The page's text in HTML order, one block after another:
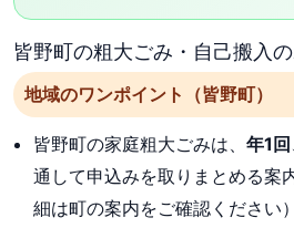
皆野町の粗大ごみ・自己搬入
地域のワンポイント（皆野町）
皆野町の家庭粗大ごみは、 年1回
通して申込みを取りまとめる案
細は町の案内をご確認ください）